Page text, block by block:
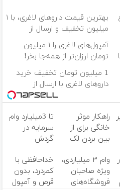
بهترین قیمت داروهای لاغری، با ۱
میلیون تخفیف و ارسال از
داروخانه‌
آمپول‌های لاغری را ۱ میلیون
تومان ارزان‌تر از همه‌جا بخر!
1 میلیون تومان تخفیف خرید
داروهای لاغری با ارسال از
داروخانه و پک یخ!
راهکار موثر
خانگی برای از
بین بردن لک
تا 3میلیارد وام
سرمایه در
گردش
فروشگاهت رو
ثبت کن
وام ۳ میلیاردی،
ویژه صاحبان
فروشگاه‌های
خداحافظی با
کمردرد، بدون
قرص و آمپول